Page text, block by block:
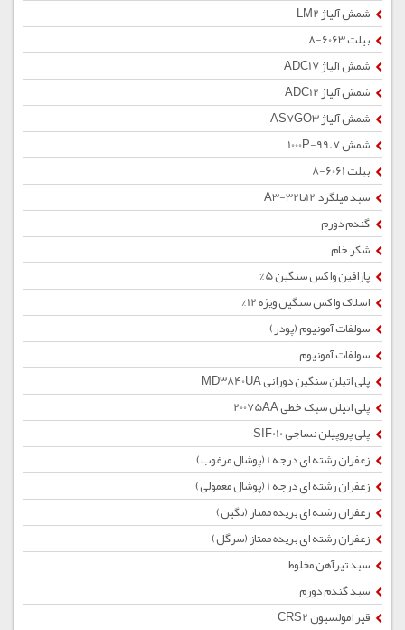
شمش آلیاژ LM2
بیلت 6063-8
شمش آلیاژ ADC17
شمش آلیاژ ADC12
شمش آلیاژ AS7GO3
شمش 1000P-99.7
بیلت 6061-8
سبد میلگرد 12تا32-A3
گندم دورم
شکر خام
پارافین واکس سنگین 5%
اسلاک واکس سنگین ویژه 12%
سولفات آمونیوم (پودر)
سولفات آمونیوم
پلی اتیلن سنگین دورانی MD3840UA
پلی اتیلن سبک خطی 20075AA
پلی پروپیلن نساجی SIF010
زعفران رشته ای درجه 1 (پوشال مرغوب)
زعفران رشته ای درجه 1 (پوشال معمولی)
زعفران رشته ای بریده ممتاز (نگین)
زعفران رشته ای بریده ممتاز (سرگل)
سبد تیرآهن مخلوط
سبد گندم دورم
قیر امولسیون CRS2